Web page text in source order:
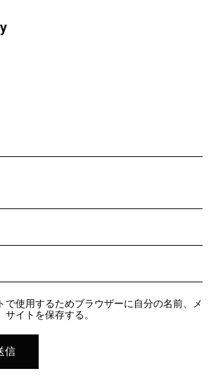
で使用するためブラウザーに自分の名前、メ
サイトを保存する。